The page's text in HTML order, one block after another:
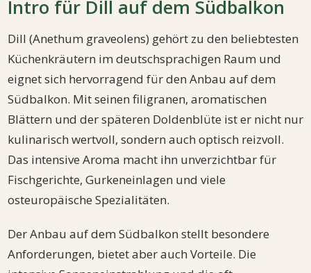
Intro für Dill auf dem Südbalkon
Dill (Anethum graveolens) gehört zu den beliebtesten
Küchenkräutern im deutschsprachigen Raum und
eignet sich hervorragend für den Anbau auf dem
Südbalkon. Mit seinen filigranen, aromatischen
Blättern und der späteren Doldenblüte ist er nicht nur
kulinarisch wertvoll, sondern auch optisch reizvoll.
Das intensive Aroma macht ihn unverzichtbar für
Fischgerichte, Gurkeneinlagen und viele
osteuropäische Spezialitäten.
Der Anbau auf dem Südbalkon stellt besondere
Anforderungen, bietet aber auch Vorteile. Die